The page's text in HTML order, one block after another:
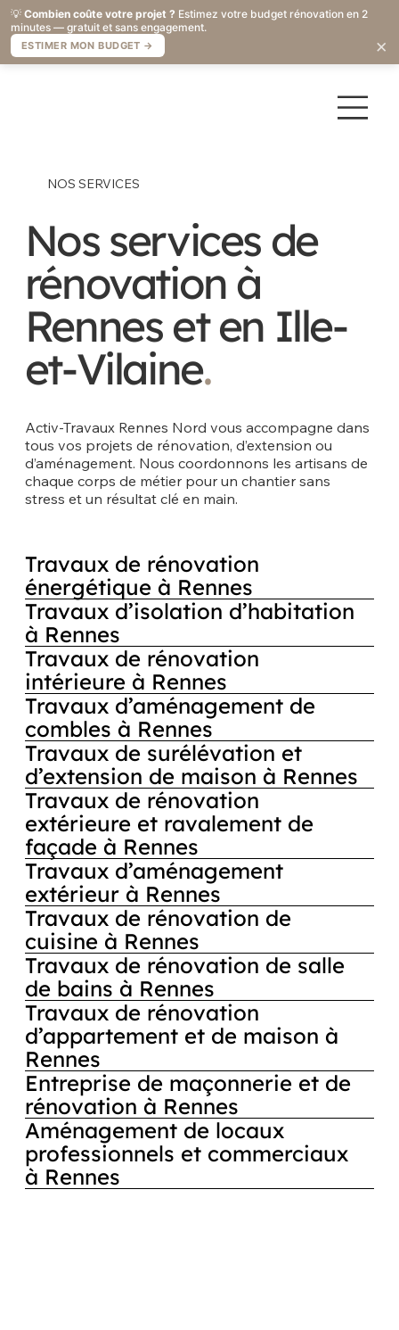
💡 Combien coûte votre projet ? Estimez votre budget rénovation en 2
minutes — gratuit et sans engagement.
ESTIMER MON BUDGET → ×
NOS SERVICES
Nos services de
rénovation à
Rennes et en Ille-
et-Vilaine.
Activ-Travaux Rennes Nord vous accompagne dans
tous vos projets de rénovation, d’extension ou
d’aménagement. Nous coordonnons les artisans de
chaque corps de métier pour un chantier sans
stress et un résultat clé en main.
Travaux de rénovation
énergétique à Rennes
Travaux d’isolation d’habitation
à Rennes
Travaux de rénovation
intérieure à Rennes
Travaux d’aménagement de
combles à Rennes
Travaux de surélévation et
d’extension de maison à Rennes
Travaux de rénovation
extérieure et ravalement de
façade à Rennes
Travaux d’aménagement
extérieur à Rennes
Travaux de rénovation de
cuisine à Rennes
Travaux de rénovation de salle
de bains à Rennes
Travaux de rénovation
d’appartement et de maison à
Rennes
Entreprise de maçonnerie et de
rénovation à Rennes
Aménagement de locaux
professionnels et commerciaux
à Rennes